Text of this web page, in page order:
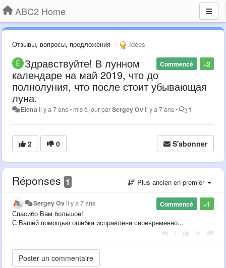
ABC2 Home
Отзывы, вопросы, предложения Idées
+2
Commencé
Здравствуйте! В лунном
календаре на май 2019, что до
полнолуния, что после стоит убывающая
луна.
Elena il y a 7 ans• mis à jour parSergey Ovil y a 7 ans• 1
2 0 S'abonner
Réponses 1 Plus ancien en premier
+1
Commencé
Sergey Ovil y a 7 ans
Спасибо Вам большое!
С Вашей помощью ошибка исправлена своевременно...